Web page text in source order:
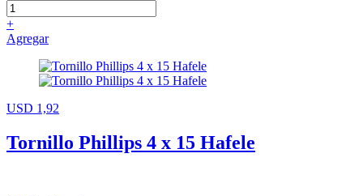
+
Agregar
USD 1,92
Tornillo Phillips 4 x 15 Hafele